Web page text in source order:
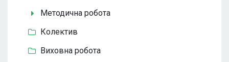
Методична робота
Колектив
Виховна робота